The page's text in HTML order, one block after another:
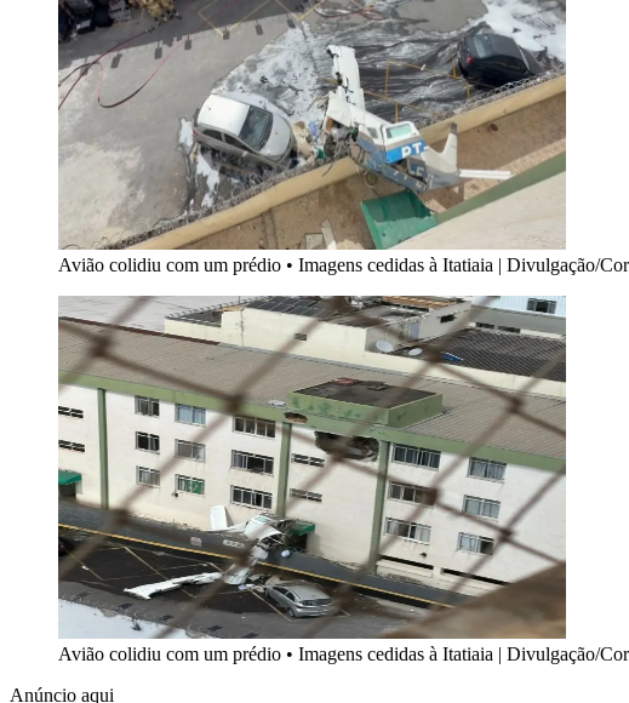
Avião colidiu com um prédio • Imagens cedidas à Itatiaia | Divulgação/
Avião colidiu com um prédio • Imagens cedidas à Itatiaia | Divulgação/
Anúncio aqui